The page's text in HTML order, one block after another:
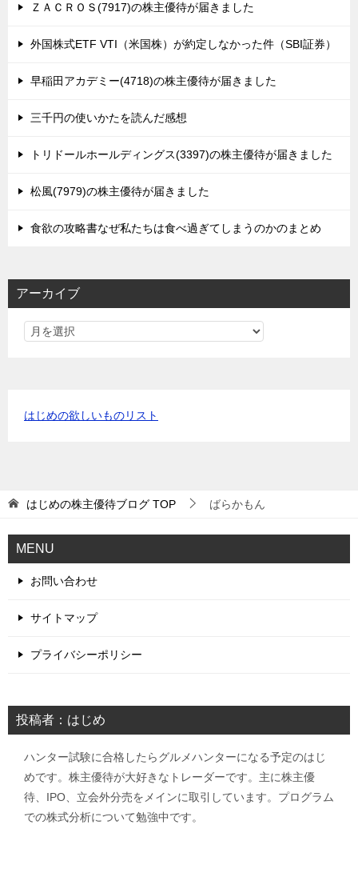
ＺＡＣＲＯＳ(7917)の株主優待が届きました
外国株式ETF VTI（米国株）が約定しなかった件（SBI証券）
早稲田アカデミー(4718)の株主優待が届きました
三千円の使いかたを読んだ感想
トリドールホールディングス(3397)の株主優待が届きました
松風(7979)の株主優待が届きました
食欲の攻略書なぜ私たちは食べ過ぎてしまうのかのまとめ
アーカイブ
はじめの欲しいものリスト
はじめの株主優待ブログ TOP ばらかもん
MENU
お問い合わせ
サイトマップ
プライバシーポリシー
投稿者：はじめ
ハンター試験に合格したらグルメハンターになる予定のはじ
めです。株主優待が大好きなトレーダーです。主に株主優
待、IPO、立会外分売をメインに取引しています。プログラム
での株式分析について勉強中です。